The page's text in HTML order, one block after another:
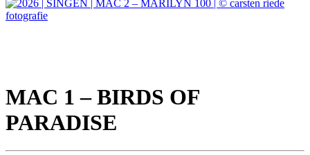
MAC 1 – BIRDS OF
PARADISE